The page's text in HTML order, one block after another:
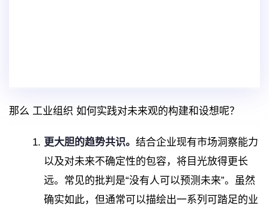
那么 工业组织 如何实践对未来观的构建和设想呢？
更大胆的趋势共识。 结合企业现有市场洞察能力
以及对未来不确定性的包容，将目光放得更长
远。常见的批判是“没有人可以预测未来”。虽然
确实如此，但通常可以描绘出一系列可踏足的业